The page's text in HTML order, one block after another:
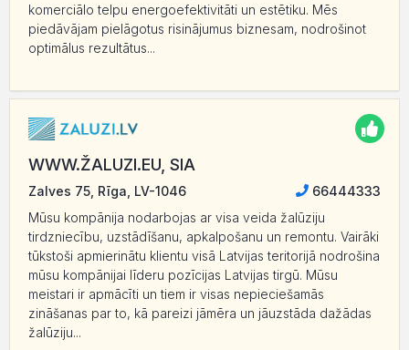
komerciālo telpu energoefektivitāti un estētiku. Mēs
piedāvājam pielāgotus risinājumus biznesam, nodrošinot
optimālus rezultātus...
WWW.ŽALUZI.EU, SIA
Zalves 75, Rīga, LV-1046
66444333
Mūsu kompānija nodarbojas ar visa veida žalūziju
tirdzniecību, uzstādīšanu, apkalpošanu un remontu. Vairāki
tūkstoši apmierinātu klientu visā Latvijas teritorijā nodrošina
mūsu kompānijai līderu pozīcijas Latvijas tirgū. Mūsu
meistari ir apmācīti un tiem ir visas nepieciešamās
zināšanas par to, kā pareizi jāmēra un jāuzstāda dažādas
žalūziju...